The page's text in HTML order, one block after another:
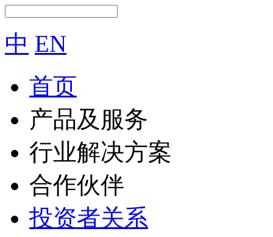
中 EN
首页
产品及服务
行业解决方案
合作伙伴
投资者关系